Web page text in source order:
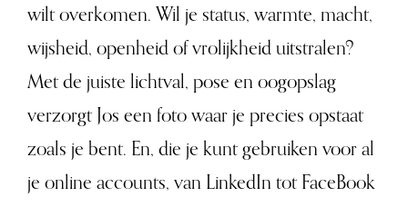
wilt overkomen. Wil je status, warmte, macht,
wijsheid, openheid of vrolijkheid uitstralen?
Met de juiste lichtval, pose en oogopslag
verzorgt Jos een foto waar je precies opstaat
zoals je bent. En, die je kunt gebruiken voor al
je online accounts, van LinkedIn tot FaceBook